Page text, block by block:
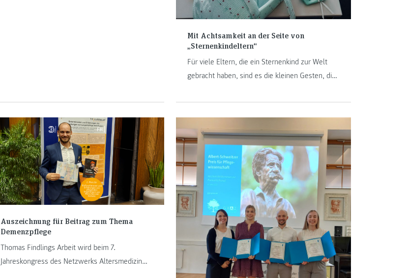
Mit Achtsamkeit an der Seite von
„Sternenkindeltern“
Für viele Eltern, die ein Sternenkind zur Welt
gebracht haben, sind es die kleinen Gesten, die
Kleidungsstück anzuziehen oder es mit einem
Körperöl zu versorgen, sind Wünsche, die tief
aus dem Bedürfnis kommen, ein Stück
Elternsein leben zu dürfen. Diese Handlungen
schenken Nähe, ermöglichen Berührung und
schaffen einen würdevollen Rahmen für den
Abschied.
Auszeichnung für Beitrag zum Thema
Demenzpflege
Thomas Findlings Arbeit wird beim 7.
Jahreskongress des Netzwerks Altersmedizin